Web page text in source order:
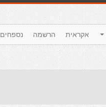
נספחים הרשמה אקראית